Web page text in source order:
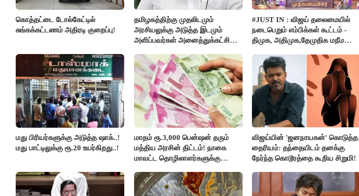
கொத்தட்டை டோல்கேட்டில்
சுங்கக்கட்டணம் அதிரடி குறைப்பு!
தமிழகத்திற்கு முதலிடமும்
அரசியலுக்கு அடுத்த இடமும்
அளிப்பவர்கள் அனைத்துக்கட்சி
- மாணிக்கம் தாகூர்..!!
#JUST IN : விஜய் தலைமையில்
நடைபெறும் எம்பிக்கள் கூட்டம் -
திமுக, அதிமுக,தேமுதிக மநீம
மது பிரியர்களுக்கு அடுத்த ஷாக்..!
மது பாட்டிலுக்கு ரூ.20 உயர்கிறது..!
மாதம் ரூ.3,000 பென்ஷன் தரும்
மத்திய அரசின் திட்டம்! நாகை
மாவட்ட தொழிலாளர்களுக்கு
செய்தி!
விஜய்யின் 'ஜனநாயகன்' கொடுத்த
தைரியம்: தந்தையிடம் தனக்கு
நேர்ந்த கொடூரத்தை கூறிய சிறுமி!